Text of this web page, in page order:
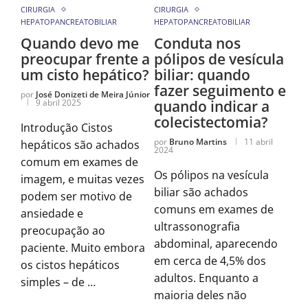
CIRURGIA
HEPATOPANCREATOBILIAR
Quando devo me
preocupar frente a
um cisto hepático?
por José Donizeti de Meira Júnior
9 abril 2025
Introdução Cistos
hepáticos são achados
comum em exames de
imagem, e muitas vezes
podem ser motivo de
ansiedade e
preocupação ao
paciente. Muito embora
os cistos hepáticos
simples – de …
CIRURGIA
HEPATOPANCREATOBILIAR
Conduta nos
pólipos de vesícula
biliar: quando
fazer seguimento e
quando indicar a
colecistectomia?
por Bruno Martins 11 abril
2024
Os pólipos na vesícula
biliar são achados
comuns em exames de
ultrassonografia
abdominal, aparecendo
em cerca de 4,5% dos
adultos. Enquanto a
maioria deles não